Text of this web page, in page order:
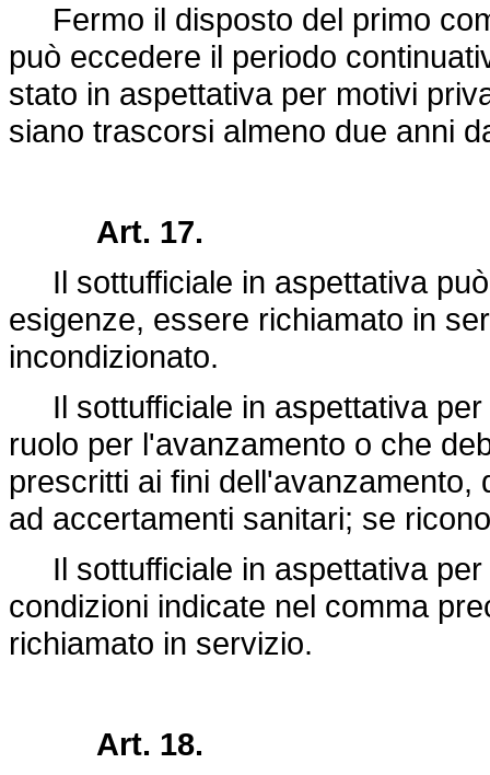
Fermo il disposto del primo
può eccedere il periodo
stato in aspettativa per motivi
siano trascorsi almeno due anni
Art. 17.
Il sottufficiale in aspettativa
esigenze, essere richiamato in
incondizionato.
Il sottufficiale in aspettativa per
ruolo per l'avanzamento o che
prescritti ai fini
ad accertamenti sanitari; se
Il sottufficiale in aspettativa per
condizioni indicate nel comma
richiamato in servizio.
Art. 18.